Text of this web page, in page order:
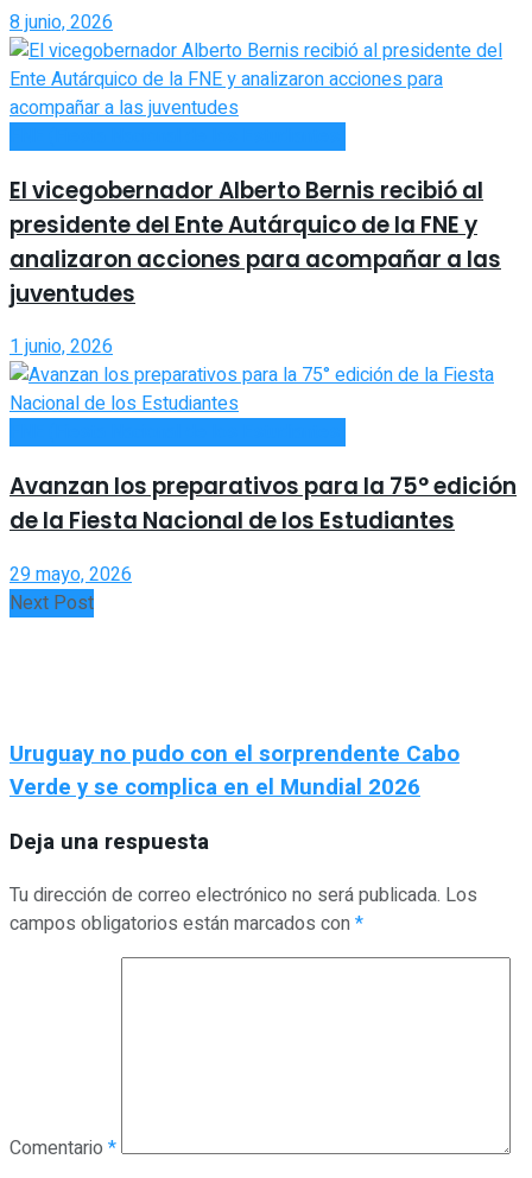
8 junio, 2026
El vicegobernador Alberto Bernis recibió al
presidente del Ente Autárquico de la FNE y
analizaron acciones para acompañar a las
juventudes
1 junio, 2026
Avanzan los preparativos para la 75° edición
de la Fiesta Nacional de los Estudiantes
29 mayo, 2026
Next Post
Uruguay no pudo con el sorprendente Cabo
Verde y se complica en el Mundial 2026
Deja una respuesta
Tu dirección de correo electrónico no será publicada. Los
campos obligatorios están marcados con*
Comentario *